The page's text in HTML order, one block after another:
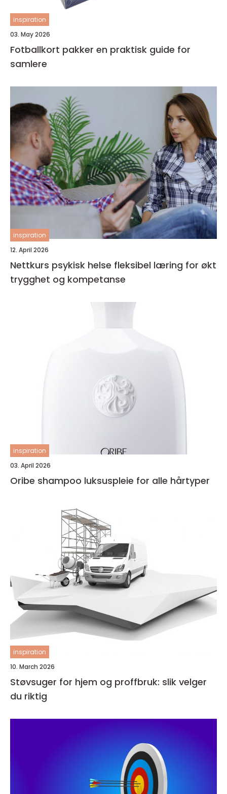
inspiration
03. May 2026
Fotballkort pakker en praktisk guide for
samlere
inspiration
12. April 2026
Nettkurs psykisk helse fleksibel læring for økt
trygghet og kompetanse
inspiration
03. April 2026
Oribe shampoo luksuspleie for alle hårtyper
inspiration
10. March 2026
Støvsuger for hjem og proffbruk: slik velger
du riktig